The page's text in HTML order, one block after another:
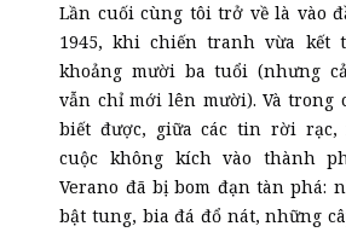
Lần cuối cùng tôi trở về là vào
1945, khi chiến tranh vừa kết
khoảng mười ba tuổi (nhưng
vẫn chỉ mới lên mười). Và trong
biết được, giữa các tin rời rạc,
cuộc không kích vào thành
Verano đã bị bom đạn tàn phá:
bật tung, bia đá đổ nát, những